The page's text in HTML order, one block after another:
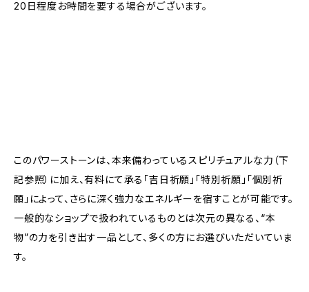
20日程度お時間を要する場合がございます。
このパワーストーンは、本来備わっているスピリチュアルな力（下
記参照）に加え、有料にて承る「吉日祈願」「特別祈願」「個別祈
願」によって、さらに深く強力なエネルギーを宿すことが可能です。
一般的なショップで扱われているものとは次元の異なる、“本
物”の力を引き出す一品として、多くの方にお選びいただいていま
す。